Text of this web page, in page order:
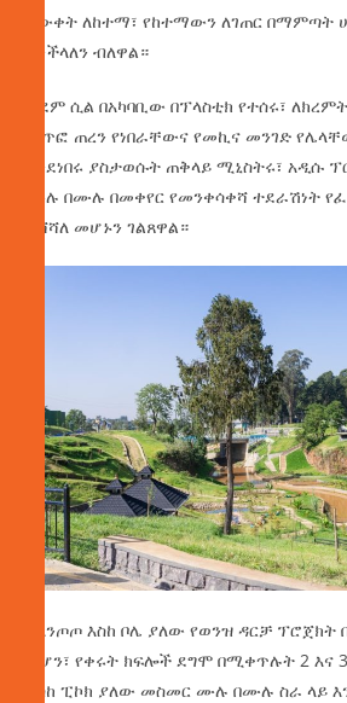
እውቀት ለከተማ፣ የከተማውን ለገጠር በማምጣት
እንችላለን ብለዋል።
ቀደም ሲል በአካባቢው በፕላስቲክ የተሰሩ፣
መጥፎ ጠረን የነበራቸውና የመኪና መንገድ
እንደነበሩ ያስታወሱት ጠቅላይ ሚኒስትሩ፣ አዲሱ
ሙሉ በሙሉ በመቀየር የመንቀሳቀሻ ተደራሽነት
ያሻሻለ መሆኑን ገልጸዋል።
ከእንጦጦ እስከ ቦሌ ያለው የወንዝ ዳርቻ
ሲሆን፣ የቀሩት ክፍሎች ደግሞ በሚቀጥሉት 2
እስከ ፒኮክ ያለው መስመር ሙሉ በሙሉ ስራ ላይ